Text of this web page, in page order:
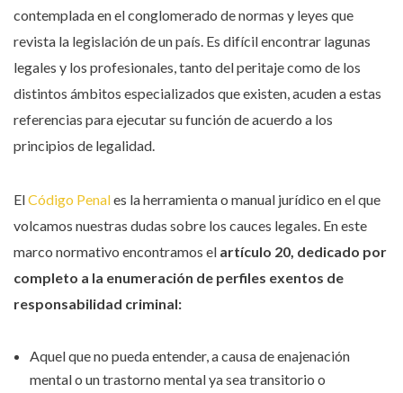
contemplada en el conglomerado de normas y leyes que
revista la legislación de un país. Es difícil encontrar lagunas
legales y los profesionales, tanto del peritaje como de los
distintos ámbitos especializados que existen, acuden a estas
referencias para ejecutar su función de acuerdo a los
principios de legalidad.
ElCódigo Penales la herramienta o manual jurídico en el que
volcamos nuestras dudas sobre los cauces legales. En este
marco normativo encontramos el artículo 20, dedicado por
completo a la enumeración de perfiles exentos de
responsabilidad criminal:
Aquel que no pueda entender, a causa de enajenación
mental o un trastorno mental ya sea transitorio o